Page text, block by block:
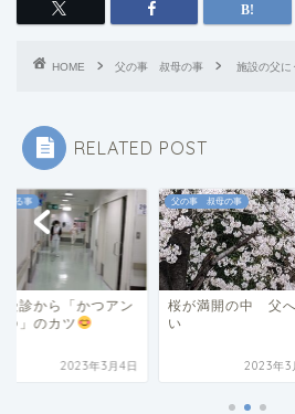
HOME 父の事 叔母の事 施設の父に
RELATED POST
じる事
受診から「かつアン
つ」のカツ
2023年3月4日
父の事 叔母の事
桜が満開の中 父
い
2023年3